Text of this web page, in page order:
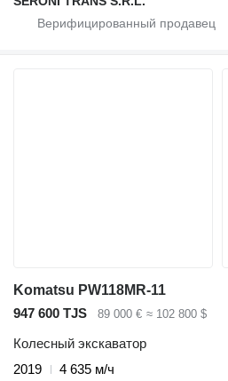
Komatsu PW118MR-11
947 600 TJS
89 000 € ≈ 102 800 $
Колесный экскаватор
2019
4 635 м/ч